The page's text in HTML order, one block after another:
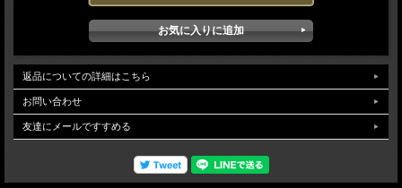
返品についての詳細はこちら
お問い合わせ
友達にメールですすめる